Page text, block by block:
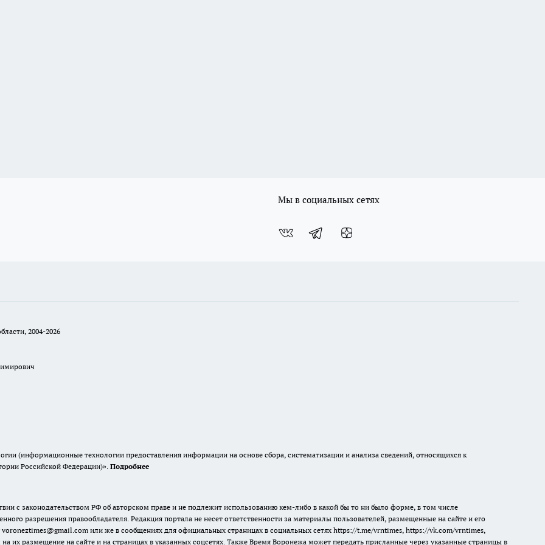
Мы в социальных сетях
2004-2026
(информационные технологии предоставления информации на основе сбора, систематизации и анализа сведений, относящихся к
Российской Федерации)». Подробнее
с законодательством РФ об авторском праве и не подлежит использованию кем-либо в какой бы то ни было форме, в том числе
разрешения правообладателя. Редакция портала не несет ответственности за материалы пользователей, размещенные на сайте и его
или же в сообщениях для официальных страницах в социальных сетях https://t.me/vrntimes, https://vk.com/vrntimes,
на их размещение на сайте и на страницах в указанных соцсетях. Также Время Воронежа может передать присланные через указанные страницы в